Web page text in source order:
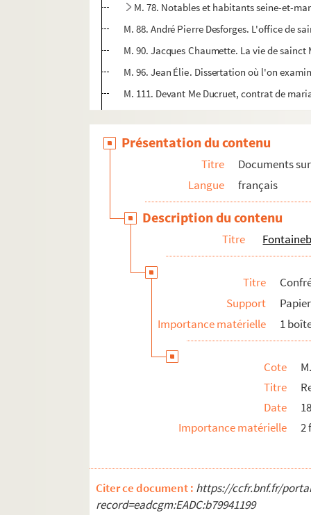
M. 78. Notables et habitants seine-et-
M. 88. André Pierre Desforges. L'office de
M. 90. Jacques Chaumette. La vie de
M. 96. Jean Élie. Dissertation où l'on
M. 111. Devant Me Ducruet, contrat de
M. 116. Mémoire et état de tous les lettres
M. 127. Arrêts d'Alexandre-François de
M. 146. Acte concernant Charles de Boumet
M. 159. Sensuyt la vie de monsieur sainct
Manuscrits sur le département du Doubs
Manuscrits sur le département de l'Orne
Manuscrits sur Paris
M. 84. Antoine Samuel Adam-Salomon.
M. 110. Devant Me Henri Sébastien Blaze,
M. 132. Lettres adressées à l'hôtel de
Présentation du contenu
Titre
Documents
Langue
français
Description du contenu
Titre
Titre
Support
Papier
Importance matérielle
1
Cote
Titre
Date
Importance matérielle
2
Citer ce document : https://ccfr.bnf.fr/
record=eadcgm:EADC:b79941199